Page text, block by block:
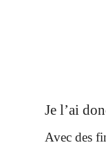
Je l’ai
Avec des